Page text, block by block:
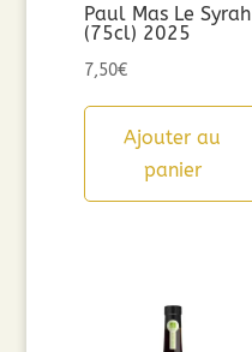
Paul Mas Le Syrah
(75cl) 2025
7,50€
Ajouter au
panier